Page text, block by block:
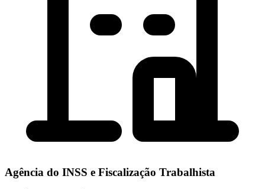
Agência do INSS e Fiscalização Trabalhista